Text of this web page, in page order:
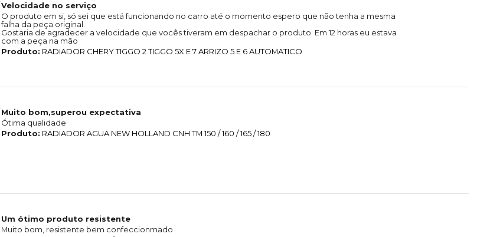
Velocidade no serviço
O produto em si, só sei que está funcionando no carro até o momento espero que não tenha a mesma
falha da peça original.
Gostaria de agradecer a velocidade que vocês tiveram em despachar o produto. Em 12 horas eu estava
com a peça na mão
Produto: RADIADOR CHERY TIGGO 2 TIGGO 5X E 7 ARRIZO 5 E 6 AUTOMATICO
Muito bom,superou expectativa
Ótima qualidade
Produto: RADIADOR AGUA NEW HOLLAND CNH TM 150 / 160 / 165 / 180
Um ótimo produto resistente
Muito bom, resistente bem confeccionmado